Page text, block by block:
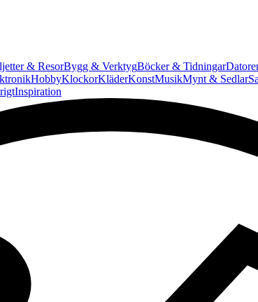
& ResorBygg & VerktygBöcker & Tidningar
HobbyKlockorKläderKonstMusikMynt & Sedlar
Inspiration